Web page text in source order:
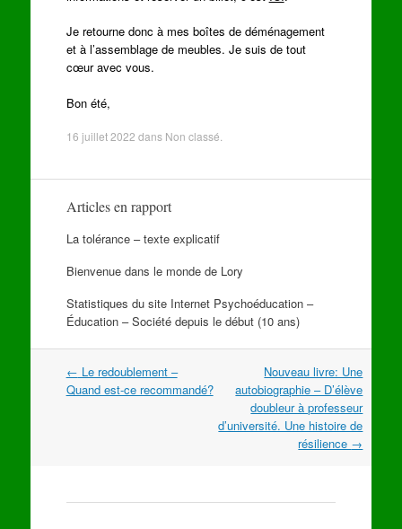
Je retourne donc à mes boîtes de déménagement
et à l’assemblage de meubles. Je suis de tout
cœur avec vous.
Bon été,
16 juillet 2022 dans Non classé
Articles en rapport
La tolérance – texte explicatif
Bienvenue dans le monde de Lory
Statistiques du site Internet Psychoéducation –
Éducation – Société depuis le début (10 ans)
Navigation
dans
← Le redoublement –
Quand est-ce recommandé?
Nouveau livre: Une
autobiographie – D’élève
doubleur à professeur
d’université. Une histoire de
résilience →